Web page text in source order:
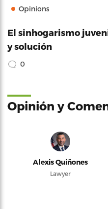
Opinions
El sinhogarismo
y solución
0
Opinión y
Alexis Quiñones
Lawyer